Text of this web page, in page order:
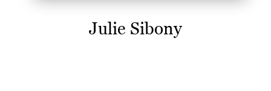
Julie Sibony